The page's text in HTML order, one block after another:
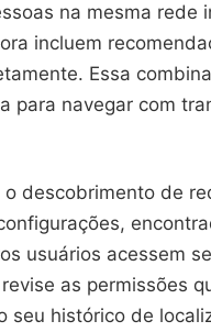
na mesma rede
incluem
Essa
para navegar com
descobrimento de
usuários acessem
as permissões
seu histórico de